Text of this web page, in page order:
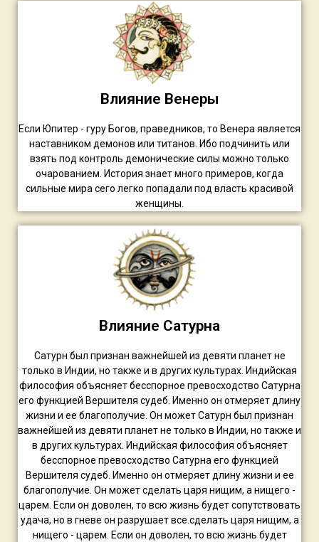
Влияние Венеры
Если Юпитер - гуру Богов, праведников, то Венера является
наставником демонов или титанов. Ибо подчинить или
взять под контроль демонические силы можно только
очарованием. История знает много примеров, когда
сильные мира сего легко попадали под власть красивой
женщины.
Влияние Сатурна
Сатурн был признан важнейшей из девяти планет не
только в Индии, но также и в других культурах. Индийская
философия объясняет бесспорное превосходство Сатурна
его функцией Вершителя судеб. Именно он отмеряет длину
жизни и ее благополучие. Он может Сатурн был признан
важнейшей из девяти планет не только в Индии, но также и
в других культурах. Индийская философия объясняет
бесспорное превосходство Сатурна его функцией
Вершителя судеб. Именно он отмеряет длину жизни и ее
благополучие. Он может сделать царя нищим, а нищего -
царем. Если он доволен, то всю жизнь будет сопутствовать
удача, но в гневе он разрушает все.сделать царя нищим, а
нищего - царем. Если он доволен, то всю жизнь будет